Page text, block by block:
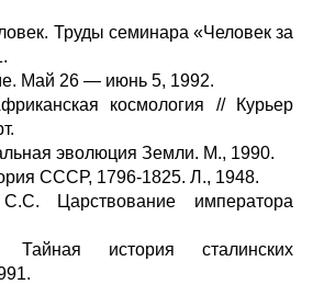
Труды семинара «Человек за
Май 26 — июнь 5, 1992.
космология // Курьер
эволюция Земли. М., 1990.
СССР, 1796-1825. Л., 1948.
Царствование императора
история сталинских